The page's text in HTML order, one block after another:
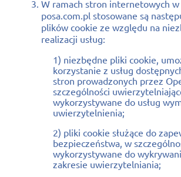
W ramach stron internetowych
posa.com.pl stosowane są
plików cookie ze względu na
realizacji usług:
1) niezbędne pliki cookie,
korzystanie z usług
stron prowadzonych przez
szczególności
wykorzystywane do usług
uwierzytelnienia;
2) pliki cookie służące do
bezpieczeństwa, w
wykorzystywane do
zakresie uwierzytelniania;